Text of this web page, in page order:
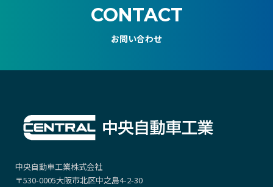
CONTACT
お問い合わせ
中央自動車工業株式会社
〒530-0005大阪市北区中之島4-2-30